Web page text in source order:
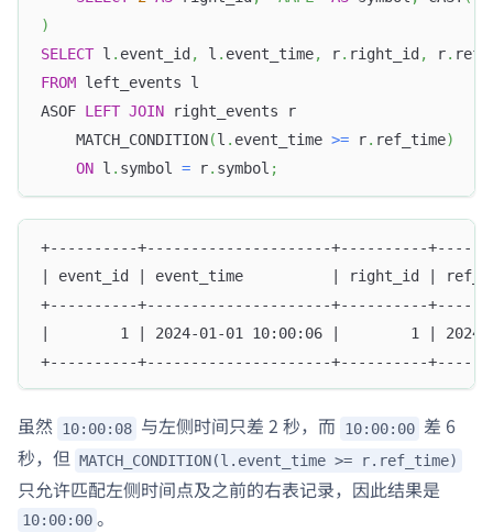
)
SELECT l . event_id , l . event_time, r. right_id , r.
FROM left_events l
ASOF LEFT JOIN right_events r
    MATCH_CONDITION
(l . event_time >= r. ref_time)
ON l . symbol = r. symbol ;
+----------+---------------------+----------
| event_id | event_time          | right_id |
+----------+---------------------+----------
|        1 | 2024-01-01 10:00:06 |        1 | 2024-
+----------+---------------------+----------
虽然 10:00:08 与左侧时间只差 2 秒，而 10:00:00 差 6
秒，但 MATCH_CONDITION(l.event_time >= r.ref_time)
只允许匹配左侧时间点及之前的右表记录，因此结果是
10:00:00 。